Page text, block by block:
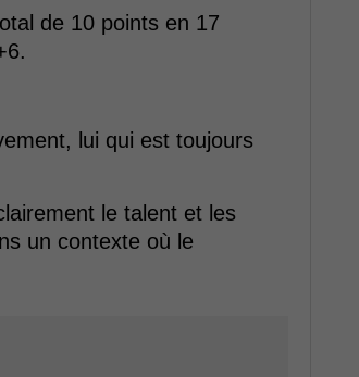
de 10 points en 17
lui qui est toujours
le talent et les
un contexte où le